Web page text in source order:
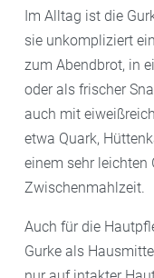
Im Alltag ist die
sie unkompliziert
zum Abendbrot, in
oder als frischer
auch mit
etwa Quark,
einem sehr leichten
Zwischenmahlzeit.
Auch für die
Gurke als